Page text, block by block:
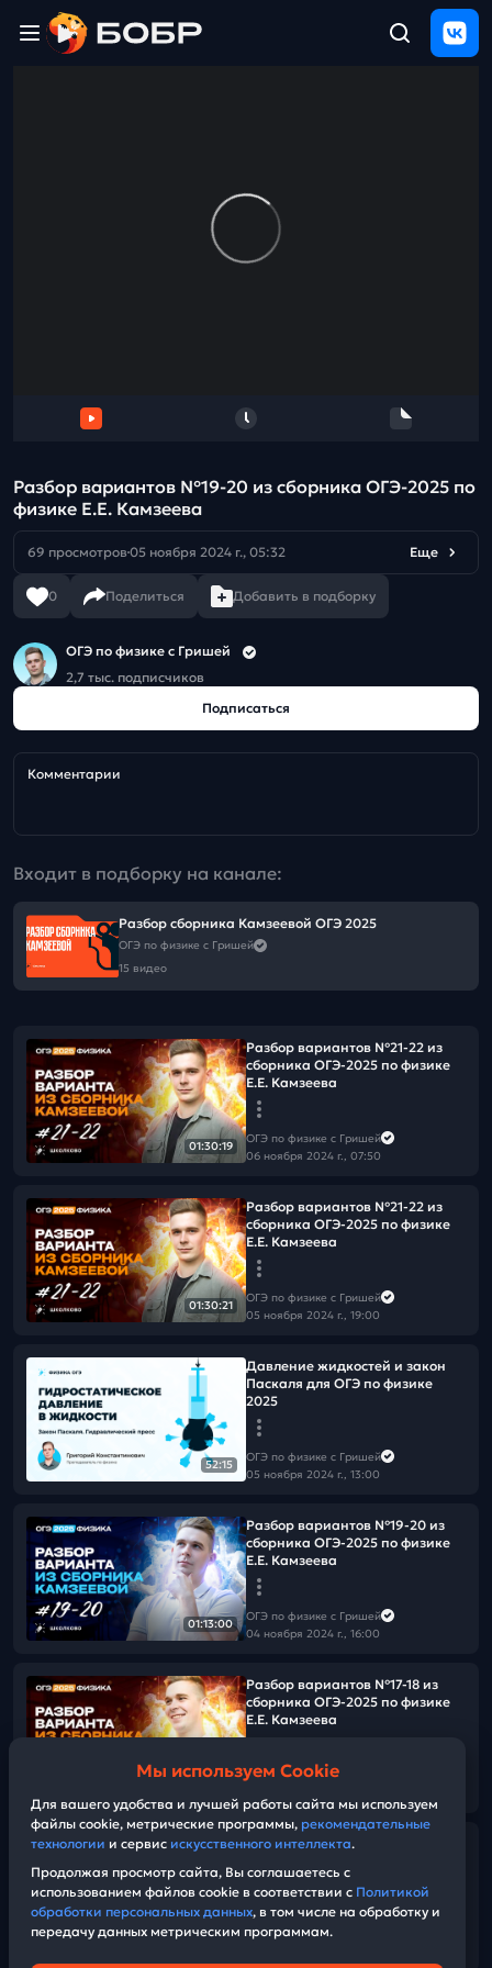
Разбор вариантов №19-20 из сборника ОГЭ-2025 по
физике Е.Е. Камзеева
69 просмотров 05 ноября 2024 г., 05:32 Еще
0 Поделиться Добавить в подборку
ОГЭ по физике с Гришей
2,7 тыс. подписчиков
Подписаться
Комментарии
Входит в подборку на канале:
Разбор сборника Камзеевой ОГЭ 2025
ОГЭ по физике с Гришей
15 видео
01:30:19
Разбор вариантов №21-22 из
сборника ОГЭ-2025 по физике
Е.Е. Камзеева
ОГЭ по физике с Гришей
06 ноября 2024 г., 07:50
01:30:21
Разбор вариантов №21-22 из
сборника ОГЭ-2025 по физике
Е.Е. Камзеева
ОГЭ по физике с Гришей
05 ноября 2024 г., 19:00
52:15
Давление жидкостей и закон
Паскаля для ОГЭ по физике
2025
ОГЭ по физике с Гришей
05 ноября 2024 г., 13:00
01:13:00
Разбор вариантов №19-20 из
сборника ОГЭ-2025 по физике
Е.Е. Камзеева
ОГЭ по физике с Гришей
04 ноября 2024 г., 16:00
01:27:47
Разбор вариантов №17-18 из
сборника ОГЭ-2025 по физике
Е.Е. Камзеева
ОГЭ по физике с Гришей
01:27:44
Разбор вариантов №17-18 из
Е.Е. Камзеева
ОГЭ по физике с Гришей
Мы используем Cookie
Для вашего удобства и лучшей работы сайта мы используем
файлы cookie, метрические программы, рекомендательные
технологии и сервис искусственного интеллекта.
Продолжая просмотр сайта, Вы соглашаетесь с
использованием файлов cookie в соответствии с Политикой
обработки персональных данных, в том числе на обработку и
передачу данных метрическим программам.